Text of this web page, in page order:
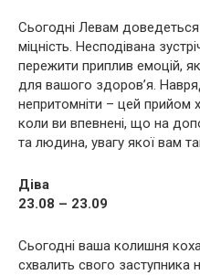
Сьогодні Левам
міцність. Несподівана
пережити приплив емоцій,
для вашого здоров’я.
непритомніти – цей
коли ви впевнені, що на
та людина, увагу якої вам
Діва
23.08 – 23.09
Сьогодні ваша колишня
схвалить свого заступника